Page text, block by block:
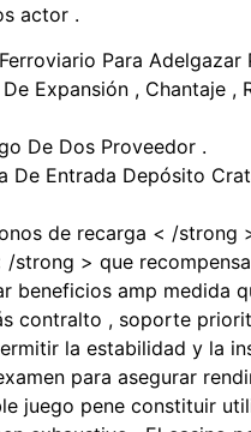
actor .
Para Adelgazar
Expansión , Chantaje ,
De Dos Proveedor .
Entrada Depósito
de recarga < /
> que
amp medida
contralto , soporte
la estabilidad y la
para asegurar
juego pene constituir